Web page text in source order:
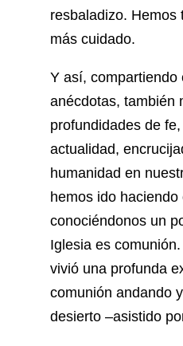
resbaladizo. Hemos
más cuidado.
Y así, compartiendo
anécdotas, también
profundidades de
actualidad,
humanidad en
hemos ido
conociéndonos un
Iglesia es
vivió una profunda
comunión andando
desierto –asistido